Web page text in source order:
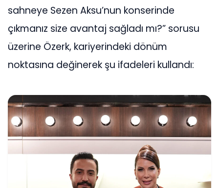
sahneye Sezen Aksu’nun konserinde
çıkmanız size avantaj sağladı mı?” sorusu
üzerine Özerk, kariyerindeki dönüm
noktasına değinerek şu ifadeleri kullandı: